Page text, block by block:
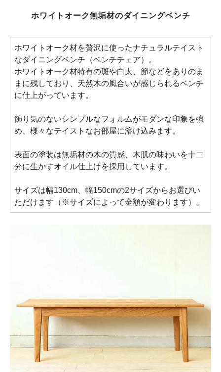
ホワイトオーク無垢材のダイニングベンチ
ホワイトオーク材を贅沢に使ったナチュラルテイスト
なダイニングベンチ（ベンチチェア）。
ホワイトオーク材特有の斑や白太、節などをありのま
まに残しており、天然木の風合いが感じられるベンチ
に仕上がっています。
飾り気のないシンプルなフォルムがモダンな印象を強
め、様々なテイストなお部屋に溶け込みます。
表面の塗装は無垢材の木の質感、木肌の味わいを十二
分に生かすオイル仕上げを採用しています。
サイズは幅130cm、幅150cmの2サイズからお選びい
ただけます（※サイズによって金額が変わります）。